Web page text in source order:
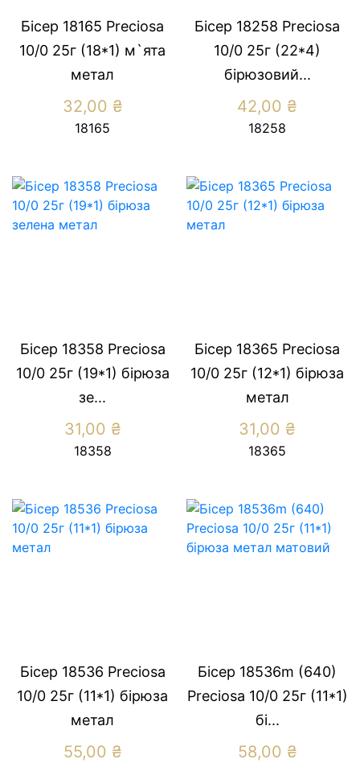
Бісер 18165 Preсiosa
10/0 25г (18*1) м`ята
метал
32,00 ₴
18165
Бісер 18258 Preсiosa
10/0 25г (22*4)
бiрюзовий...
42,00 ₴
18258
Бісер 18358 Preсiosa
10/0 25г (19*1) бiрюза
зе...
31,00 ₴
18358
Бісер 18365 Preсiosa
10/0 25г (12*1) бiрюза
метал
31,00 ₴
18365
Бісер 18536 Preсiosa
10/0 25г (11*1) бiрюза
метал
55,00 ₴
Бісер 18536m (640)
Preсiosa 10/0 25г (11*1)
бi...
58,00 ₴